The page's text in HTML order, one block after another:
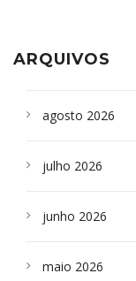
ARQUIVOS
agosto 2026
julho 2026
junho 2026
maio 2026